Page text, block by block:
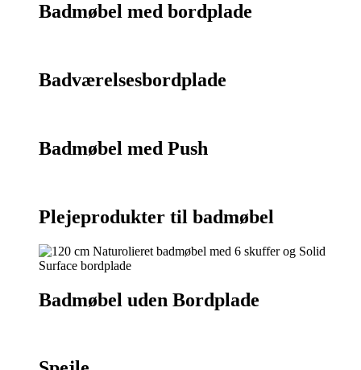
Badmøbel med bordplade
Badværelsesbordplade
Badmøbel med Push
Plejeprodukter til badmøbel
Badmøbel uden Bordplade